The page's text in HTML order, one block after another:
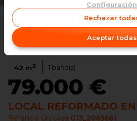
Empleo
Oficinas
Contacto
42 m2 1 baño(s)
79.000 €
LOCAL REFORMADO
Refencia Grocasa G13_2065681
Configuración
Rechazar
Aceptar todas